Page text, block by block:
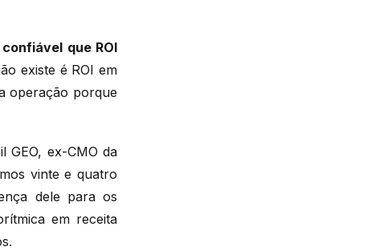
que ROI
existe é ROI em
operação porque
GEO, ex-CMO da
vinte e quatro
dele para os
em receita